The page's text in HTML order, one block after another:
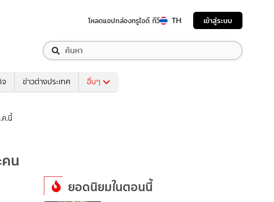
โหลดแอปกล่องทรูไอดี ทีวี TH เข้าสู่ระบบ
ข่าวต่างประเทศ อื่นๆ
ค.นี้
น
ยอดนิยมในตอนนี้